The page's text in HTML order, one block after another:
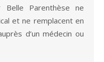
Belle Parenthèse ne
et ne remplacent en
d’un médecin ou